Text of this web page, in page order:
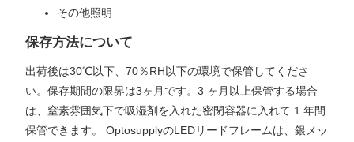
その他照明
保存方法について
出荷後は30℃以下、70％RH以下の環境で保管してくださ
い。保存期間の限界は3ヶ月です。3 ヶ月以上保管する場合
は、窒素雰囲気下で吸湿剤を入れた密閉容器に入れて 1 年間
保管できます。 OptosupplyのLEDリードフレームは、銀メッ